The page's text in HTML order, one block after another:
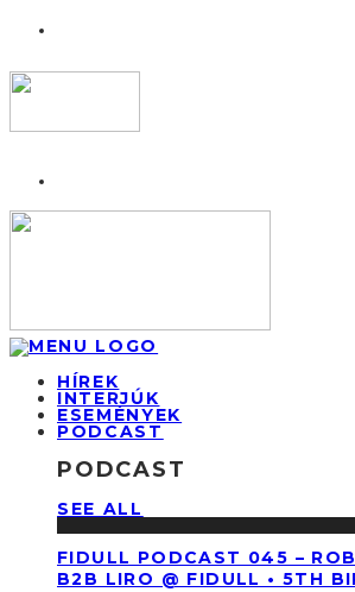
HÍREK
INTERJÚK
ESEMÉNYEK
PODCAST
PODCAST
SEE ALL
FIDULL PODCAST 045 –
B2B LIRO @ FIDULL • 5TH